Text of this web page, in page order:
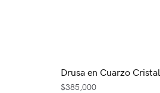
Drusa en Cuarzo Cristal
$385,000